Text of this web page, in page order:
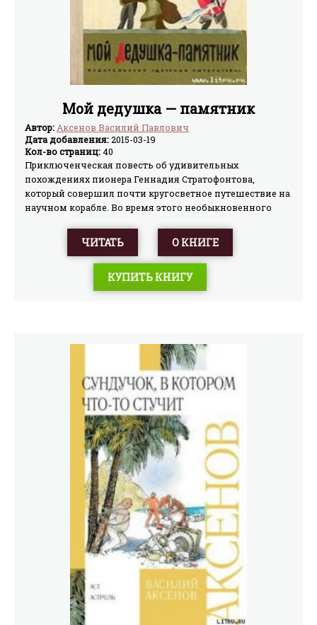
Мой дедушка — памятник
Автор: Аксенов Василий Павлович
Дата добавления:2015-03-19
Кол-во страниц:40
Приключенческая повесть об удивительных
похождениях пионера Геннадия Стратофонтова,
который совершил почти кругосветное путешествие на
научном корабле. Во время этого необыкновенного
невероятные ситуации, из которых выходят с честью.
ЧИТАТЬ О КНИГЕ
КУПИТЬ КНИГУ